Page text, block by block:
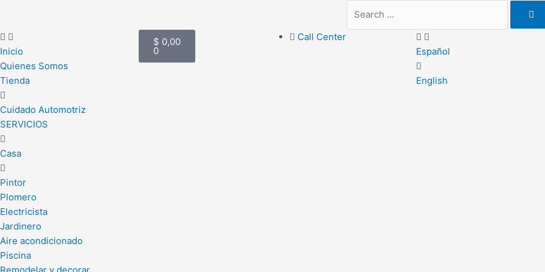
contenido
Inicio
Quienes Somos
Tienda
Cuidado Automotriz
SERVICIOS
Casa
Pintor
Plomero
Electricista
Jardinero
Aire acondicionado
Piscina
Remodelar y decorar
$ 0,00
0
Cart
Call Center
Español
English